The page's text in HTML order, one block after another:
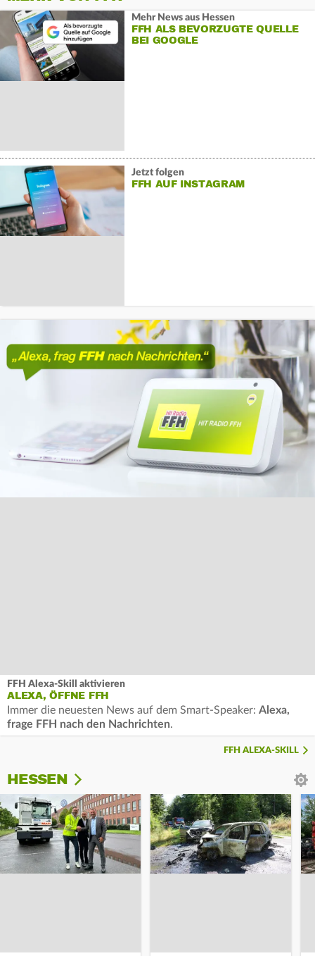
Mehr News aus Hessen
FFH ALS BEVORZUGTE QUELLE
BEI GOOGLE
Jetzt folgen
FFH AUF INSTAGRAM
FFH Alexa-Skill aktivieren
ALEXA, ÖFFNE FFH
Immer die neuesten News auf dem Smart-Speaker: Alexa,
frage FFH nach den Nachrichten.
FFH ALEXA-SKILL
HESSEN